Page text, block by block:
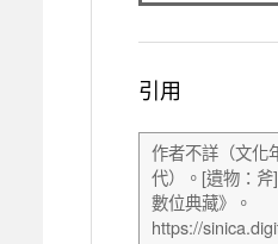
引用